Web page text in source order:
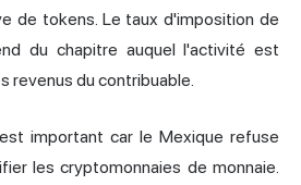
de tokens. Le taux d'imposition de
du chapitre auquel l'activité est
revenus du contribuable.
important car le Mexique refuse
les cryptomonnaies de monnaie.